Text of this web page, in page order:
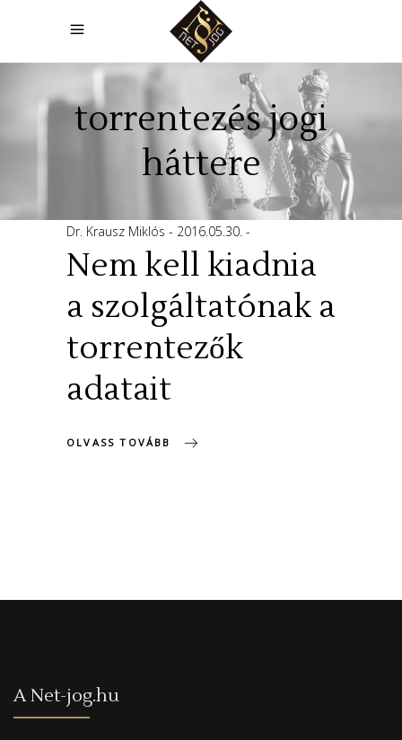
torrentezés jogi
háttere
Dr. Krausz Miklós 2016.05.30.
Nem kell kiadnia
a szolgáltatónak a
torrentezők
adatait
OLVASS TOVÁBB
A Net-jog.hu